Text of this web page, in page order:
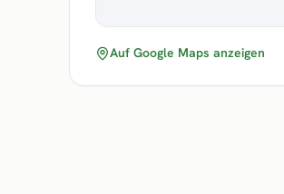
Auf Google Maps anzeigen